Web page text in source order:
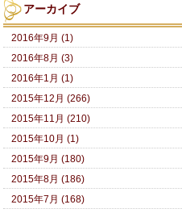
アーカイブ
2016年9月 (1)
2016年8月 (3)
2016年1月 (1)
2015年12月 (266)
2015年11月 (210)
2015年10月 (1)
2015年9月 (180)
2015年8月 (186)
2015年7月 (168)